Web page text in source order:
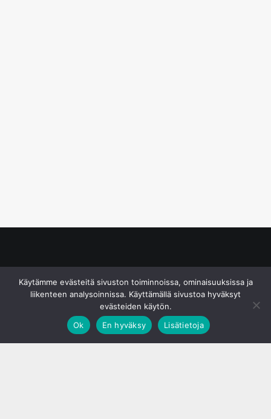
Käytämme evästeitä sivuston toiminnoissa, ominaisuuksissa ja
liikenteen analysoinnissa. Käyttämällä sivustoa hyväksyt
evästeiden käytön.
Ok
En hyväksy Lisätietoja